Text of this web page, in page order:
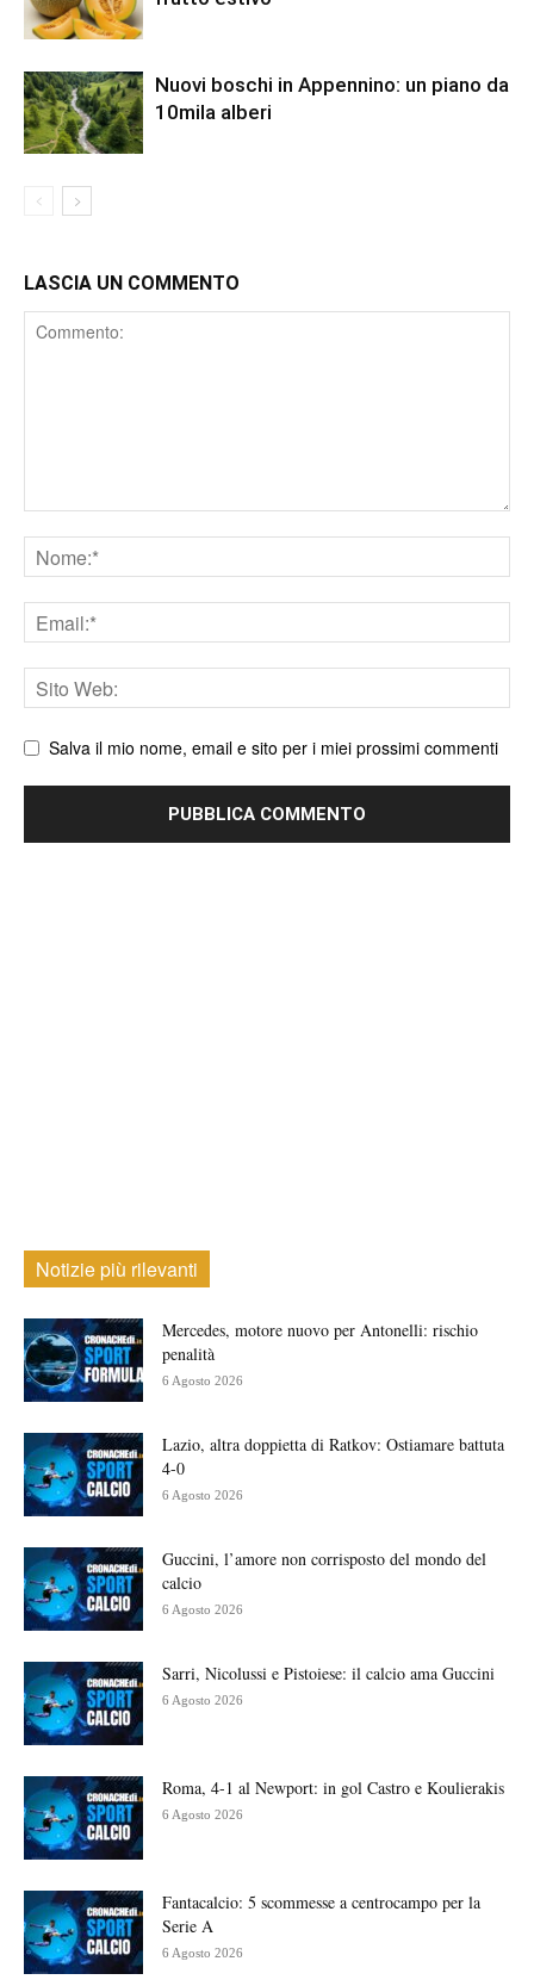
Nuovi boschi in Appennino: un piano da
10mila alberi
LASCIA UN COMMENTO
Comment
Nome
Email
Sito
web
Salva il mio nome, email e sito per i miei prossimi commenti
Notizie più rilevanti
Mercedes, motore nuovo per Antonelli: rischio
penalità
6 Agosto 2026
Lazio, altra doppietta di Ratkov: Ostiamare battuta
4-0
6 Agosto 2026
Guccini, l’amore non corrisposto del mondo del
calcio
6 Agosto 2026
Sarri, Nicolussi e Pistoiese: il calcio ama Guccini
6 Agosto 2026
Roma, 4-1 al Newport: in gol Castro e Koulierakis
6 Agosto 2026
Fantacalcio: 5 scommesse a centrocampo per la
Serie A
6 Agosto 2026